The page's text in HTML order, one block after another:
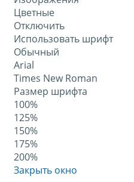
Цветные
Отключить
Использовать шрифт
Обычный
Arial
Times New Roman
Размер шрифта
100%
125%
150%
175%
200%
Закрыть окно